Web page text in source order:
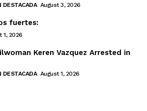
DESTACADA August 3, 2026
fuertes:
1, 2026
Keren Vazquez Arrested in
DESTACADA August 1, 2026